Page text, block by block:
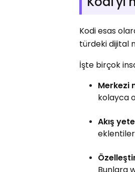
Kodi esas
türdeki dijital
İşte birçok
Merkezi
kolayca
Akış
Bunlara